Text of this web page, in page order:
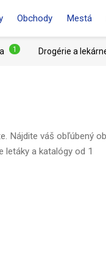
Obchody Mestá
1 Drogérie a
Nájdite váš obľúbený
letáky a katalógy od 1